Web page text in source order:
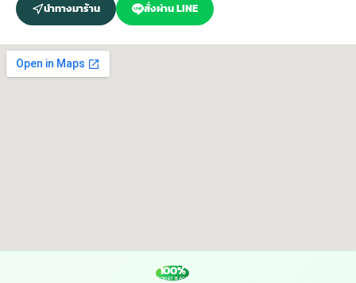
นำทางมาร้าน สั่งผ่าน LINE
100%
MONEY BACK